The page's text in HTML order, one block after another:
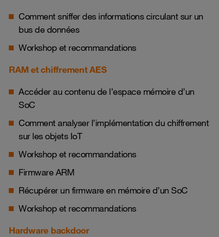
Comment sniffer des informations circulant sur un
bus de données
Workshop et recommandations
RAM et chiffrement AES
Accéder au contenu de l’espace mémoire d’un
SoC
Comment analyser l’implémentation du chiffrement
sur les objets IoT
Workshop et recommandations
Firmware ARM
Récupérer un firmware en mémoire d’un SoC
Workshop et recommandations
Hardware backdoor